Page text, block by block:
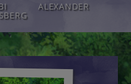
ALEXANDER